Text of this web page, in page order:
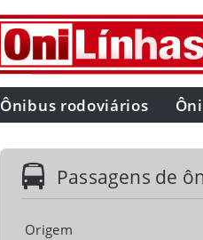
Ônibus rodoviários
Passagens de
Origem